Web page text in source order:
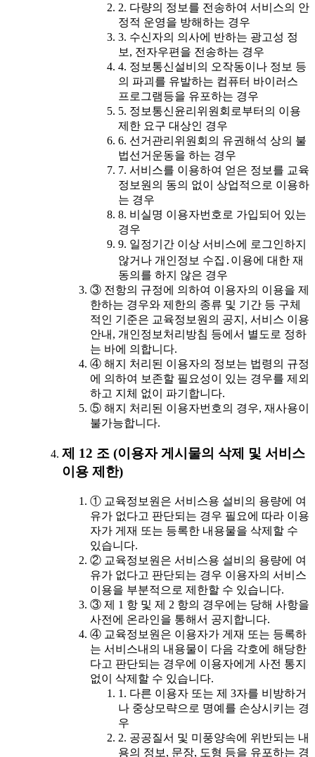
2. 다량의 정보를 전송하여 서비스의 안
정적 운영을 방해하는 경우
3. 수신자의 의사에 반하는 광고성 정
보, 전자우편을 전송하는 경우
4. 정보통신설비의 오작동이나 정보 등
의 파괴를 유발하는 컴퓨터 바이러스
프로그램등을 유포하는 경우
5. 정보통신윤리위원회로부터의 이용
제한 요구 대상인 경우
6. 선거관리위원회의 유권해석 상의 불
법선거운동을 하는 경우
7. 서비스를 이용하여 얻은 정보를 교육
정보원의 동의 없이 상업적으로 이용하
는 경우
8. 비실명 이용자번호로 가입되어 있는
경우
9. 일정기간 이상 서비스에 로그인하지
않거나 개인정보 수집․이용에 대한 재
동의를 하지 않은 경우
③ 전항의 규정에 의하여 이용자의 이용을 제
한하는 경우와 제한의 종류 및 기간 등 구체
적인 기준은 교육정보원의 공지, 서비스 이용
안내, 개인정보처리방침 등에서 별도로 정하
는 바에 의합니다.
④ 해지 처리된 이용자의 정보는 법령의 규정
에 의하여 보존할 필요성이 있는 경우를 제외
하고 지체 없이 파기합니다.
⑤ 해지 처리된 이용자번호의 경우, 재사용이
불가능합니다.
제 12 조 (이용자 게시물의 삭제 및 서비스
이용 제한)
① 교육정보원은 서비스용 설비의 용량에 여
유가 없다고 판단되는 경우 필요에 따라 이용
자가 게재 또는 등록한 내용물을 삭제할 수
있습니다.
② 교육정보원은 서비스용 설비의 용량에 여
유가 없다고 판단되는 경우 이용자의 서비스
이용을 부분적으로 제한할 수 있습니다.
③ 제 1 항 및 제 2 항의 경우에는 당해 사항을
사전에 온라인을 통해서 공지합니다.
④ 교육정보원은 이용자가 게재 또는 등록하
는 서비스내의 내용물이 다음 각호에 해당한
다고 판단되는 경우에 이용자에게 사전 통지
없이 삭제할 수 있습니다.
1. 다른 이용자 또는 제 3자를 비방하거
나 중상모략으로 명예를 손상시키는 경
우
2. 공공질서 및 미풍양속에 위반되는 내
용의 정보, 문장, 도형 등을 유포하는 경